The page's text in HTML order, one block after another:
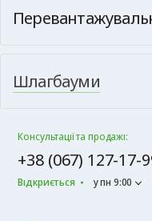
Шлагбауми
Консультації та продажі:
+38 (067) 127-17-
Відкриється у пн 9:00